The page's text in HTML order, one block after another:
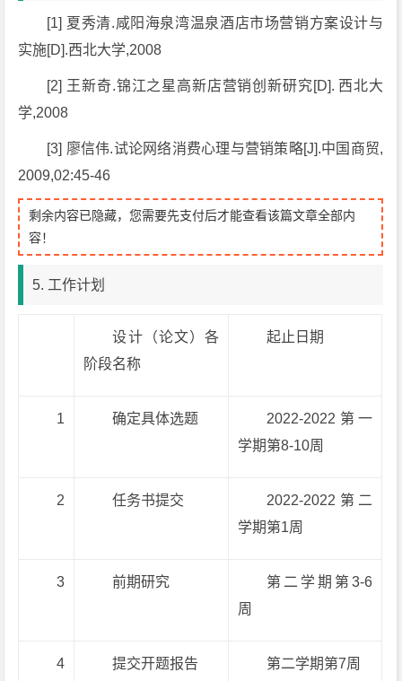
[1] 夏秀清.咸阳海泉湾温泉酒店市场营销方案设计与
实施[D].西北大学,2008
[2] 王新奇.锦江之星高新店营销创新研究[D]. 西北大
学,2008
[3] 廖信伟.试论网络消费心理与营销策略[J].中国商贸,
2009,02:45-46
剩余内容已隐藏，您需要先支付后才能查看该篇文章全部内
容！
5. 工作计划
设计（论文）各
阶段名称
起止日期
1 确定具体选题
2022-2022第一
学期第8-10周
2 任务书提交
2022-2022第二
学期第1周
3 前期研究
第二学期第3-6
周
4 提交开题报告 第二学期第7周